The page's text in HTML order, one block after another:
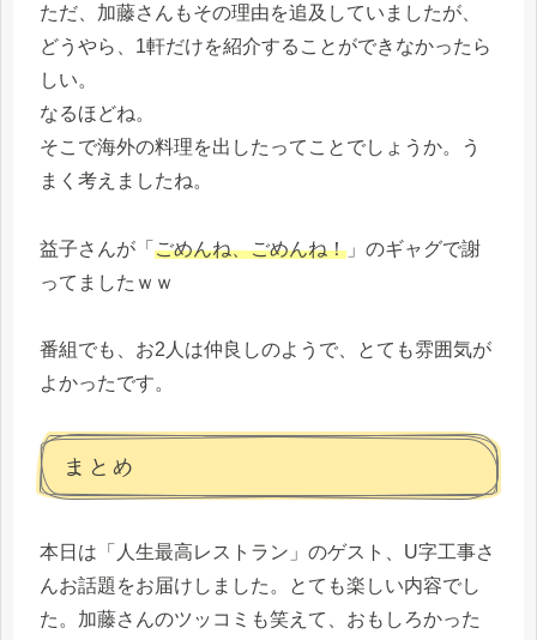
ただ、加藤さんもその理由を追及していましたが、
どうやら、1軒だけを紹介することができなかったら
しい。
なるほどね。
そこで海外の料理を出したってことでしょうか。う
まく考えましたね。
益子さんが「 ごめんね、ごめんね！ 」のギャグで謝
ってましたｗｗ
番組でも、お2人は仲良しのようで、とても雰囲気が
よかったです。
まとめ
本日は「人生最高レストラン」のゲスト、U字工事さ
んお話題をお届けしました。とても楽しい内容でし
た。加藤さんのツッコミも笑えて、おもしろかった